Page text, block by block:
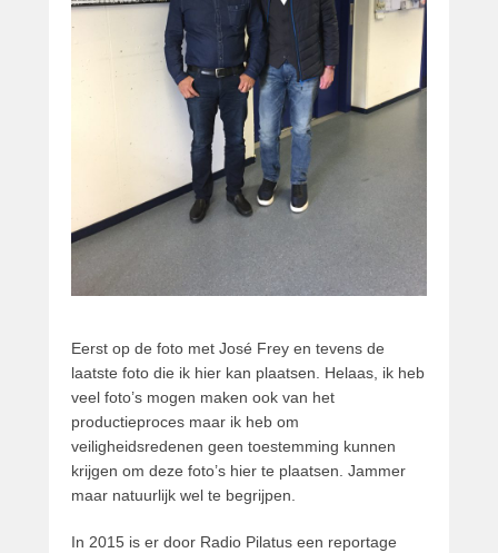
Eerst op de foto met José Frey en tevens de
laatste foto die ik hier kan plaatsen. Helaas, ik heb
veel foto’s mogen maken ook van het
productieproces maar ik heb om
veiligheidsredenen geen toestemming kunnen
krijgen om deze foto’s hier te plaatsen. Jammer
maar natuurlijk wel te begrijpen.
In 2015 is er door Radio Pilatus een reportage